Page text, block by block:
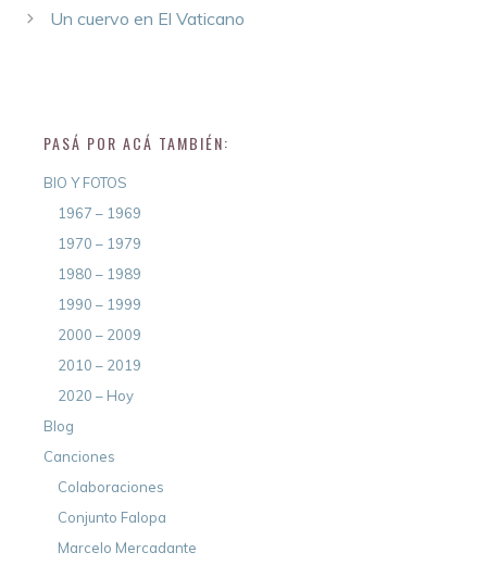
Un cuervo en El Vaticano
PASÁ POR ACÁ TAMBIÉN:
BIO Y FOTOS
1967 – 1969
1970 – 1979
1980 – 1989
1990 – 1999
2000 – 2009
2010 – 2019
2020 – Hoy
Blog
Canciones
Colaboraciones
Conjunto Falopa
Marcelo Mercadante